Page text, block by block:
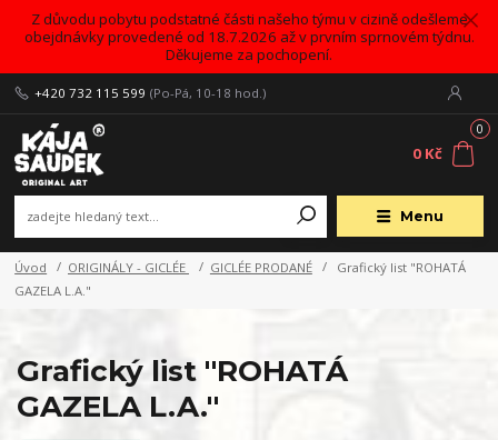
Z důvodu pobytu podstatné části našeho týmu v cizině odešleme
obejdnávky provedené od 18.7.2026 až v prvním sprnovém týdnu.
Děkujeme za pochopení.
Menu
+420 732 115 599 (Po-Pá, 10-18 hod.)
0
0 Kč
Úvod ORIGINÁLY - GICLÉE GICLÉE PRODANÉ
Grafický list "ROHATÁ
GAZELA L.A."
Grafický list "ROHATÁ
GAZELA L.A."